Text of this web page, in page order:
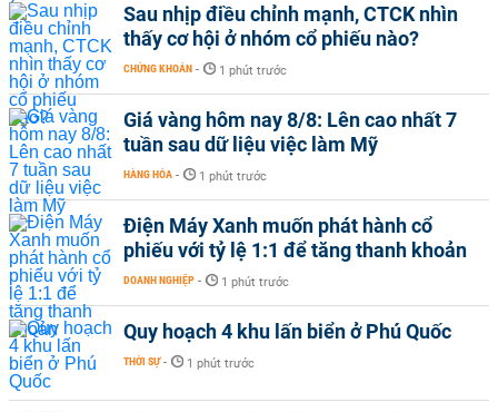
Sau nhịp điều chỉnh mạnh, CTCK nhìn
thấy cơ hội ở nhóm cổ phiếu nào?
CHỨNG KHOÁN - 1 phút trước
Giá vàng hôm nay 8/8: Lên cao nhất 7
tuần sau dữ liệu việc làm Mỹ
HÀNG HÓA - 1 phút trước
Điện Máy Xanh muốn phát hành cổ
phiếu với tỷ lệ 1:1 để tăng thanh khoản
DOANH NGHIỆP - 1 phút trước
Quy hoạch 4 khu lấn biển ở Phú Quốc
THỜI SỰ - 1 phút trước